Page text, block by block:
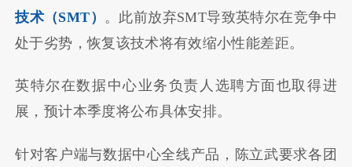
技术（SMT）
。此前放弃SMT导致英特尔在竞争中
处于劣势，恢复该技术将有效缩小性能差距。
英特尔在数据中心业务负责人选聘方面也取得进
展，预计本季度将公布具体安排。
针对客户端与数据中心全线产品，陈立武要求各团